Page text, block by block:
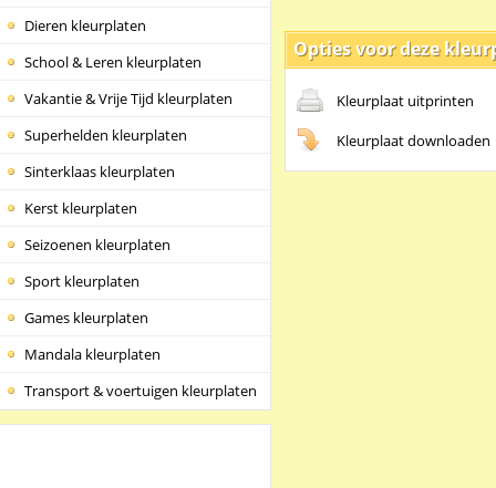
Dieren kleurplaten
School & Leren kleurplaten
Vakantie & Vrije Tijd kleurplaten
Superhelden kleurplaten
Sinterklaas kleurplaten
Kerst kleurplaten
Seizoenen kleurplaten
Sport kleurplaten
Games kleurplaten
Mandala kleurplaten
Transport & voertuigen kleurplaten
Opties voor deze
Kleurplaat uitprinten
Kleurplaat downloaden